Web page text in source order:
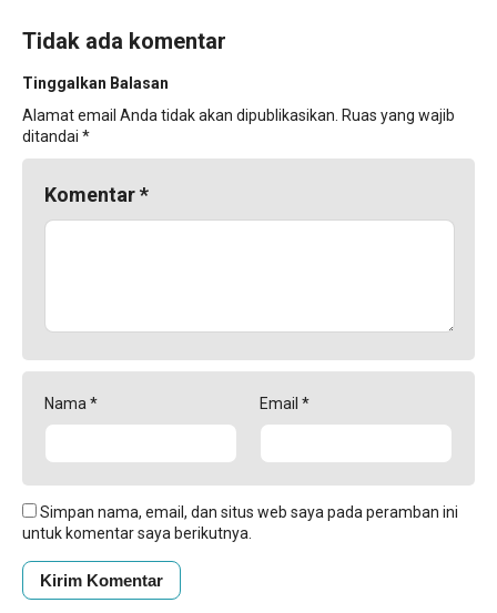
Tidak ada komentar
Tinggalkan Balasan
Alamat email Anda tidak akan dipublikasikan. Ruas yang wajib
ditandai *
Komentar*
Nama* Email *
Simpan nama, email, dan situs web saya pada peramban ini
untuk komentar saya berikutnya.